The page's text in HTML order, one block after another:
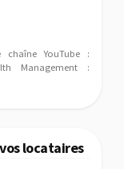
chaîne YouTube :
Management :
locataires